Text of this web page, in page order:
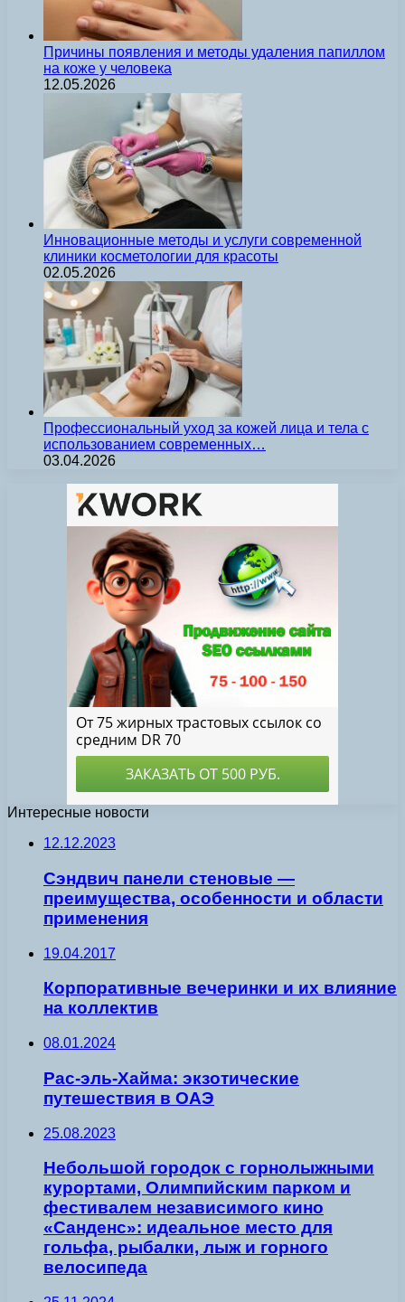
Причины появления и методы удаления папиллом
на коже у человека
12.05.2026
Инновационные методы и услуги современной
клиники косметологии для красоты
02.05.2026
Профессиональный уход за кожей лица и тела с
использованием современных…
03.04.2026
Интересные новости
12.12.2023
Сэндвич панели стеновые —
преимущества, особенности и области
применения
19.04.2017
Корпоративные вечеринки и их влияние
на коллектив
08.01.2024
Рас-эль-Хайма: экзотические
путешествия в ОАЭ
25.08.2023
Небольшой городок с горнолыжными
курортами, Олимпийским парком и
фестивалем независимого кино
«Санденс»: идеальное место для
гольфа, рыбалки, лыж и горного
велосипеда